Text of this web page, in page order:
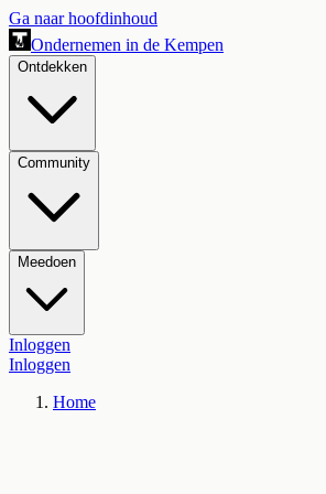
Ga naar hoofdinhoud
Ondernemen in de Kempen
Ontdekken
Community
Meedoen
Inloggen
Inloggen
Home